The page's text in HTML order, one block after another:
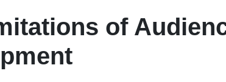
of